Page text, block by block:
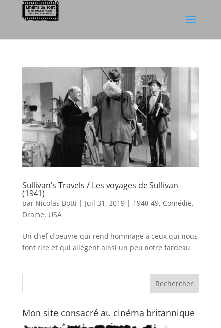
Sullivan’s Travels / Les voyages de Sullivan
(1941)
par Nicolas Botti | Juil 31, 2019| 1940-49, Comédie,
Drame, USA
Un chef d’oeuvre qui rend hommage à ceux qui nous
font rire et qui allègent ainsi un peu notre fardeau
Mon site consacré au cinéma britannique